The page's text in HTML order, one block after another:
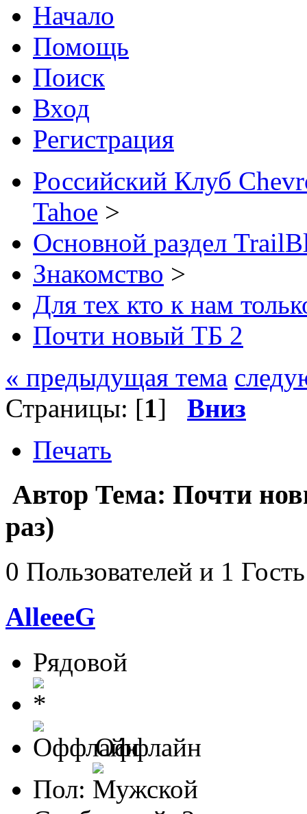
Начало
Помощь
Поиск
Вход
Регистрация
Российский Клуб
Tahoe >
Основной раздел
Знакомство >
Для тех кто к нам
Почти новый ТБ 2
« предыдущая тема
Страницы: [1] Вниз
Печать
Автор Тема: Почти
раз)
0 Пользователей и 1
AlleeeG
Рядовой
Оффлайн
Пол: